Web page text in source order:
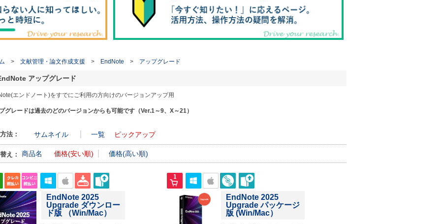
> 文献管理・論文作成支援 > EndNote > アップグレード
アップグレード
エンドノート)をすでにご利用の方向けのバージョンアップ用
グレードは過去のどのバージョンからも可能です（Ver.1～9、X～21）
法： サムネイル 一覧 ピックアップ
え： 商品名 価格(安い順) 価格(高い順)
EndNote 2025
Upgrade ダウンロー
ド版 （Win/Mac）
EndNote 2025
Upgrade パッケージ
版 (Win/Mac）